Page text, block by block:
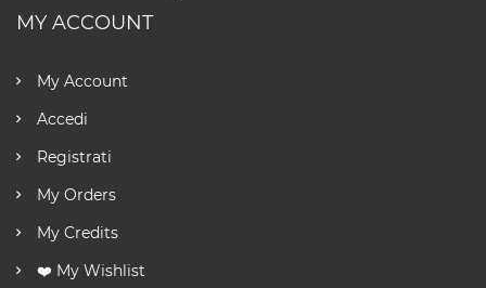
MY ACCOUNT
My Account
Accedi
Registrati
My Orders
My Credits
❤️ My Wishlist